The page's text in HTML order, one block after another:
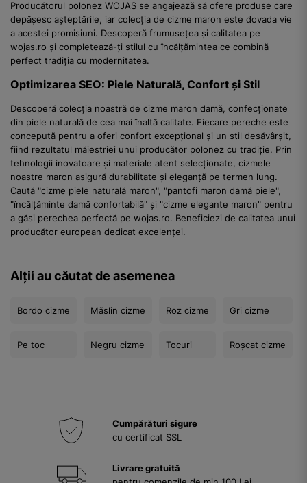
Producătorul polonez WOJAS se angajează să ofere produse care
depășesc așteptările, iar colecția de cizme maron este dovada vie
a acestei promisiuni. Descoperă frumusețea și calitatea pe
wojas.ro și completează-ți stilul cu încălțămintea ce combină
perfect tradiția cu modernitatea.
Optimizarea SEO: Piele Naturală, Confort și Stil
Descoperă colecția noastră de cizme maron damă, confecționate
din piele naturală de cea mai înaltă calitate. Fiecare pereche este
concepută pentru a oferi confort excepțional și un stil desăvârșit,
fiind rezultatul măiestriei unui producător polonez cu tradiție. Prin
tehnologii inovatoare și materiale atent selecționate, cizmele
noastre maron asigură durabilitate și eleganță pe termen lung.
Caută "cizme piele naturală maron", "pantofi maron damă piele",
"încălțăminte damă confortabilă" și "cizme elegante maron" pentru
a găsi perechea perfectă pe wojas.ro. Beneficiezi de calitatea unui
producător european dedicat excelenței.
Alții au căutat de asemenea
Bordo cizme
Pe toc
Măslin cizme
Negru cizme
Roz cizme
Tocuri
Gri cizme
Roșcat cizme
Cumpărături sigure
cu certificat SSL
Livrare gratuită